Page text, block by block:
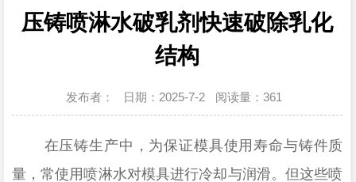
压铸喷淋水破乳剂快速破除乳化
结构
发布者： 日期：2025-7-2 阅读量： 361
在压铸生产中，为保证模具使用寿命与铸件质
量，常使用喷淋水对模具进行冷却与润滑。但这些喷